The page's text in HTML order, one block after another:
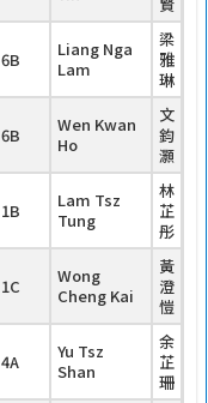
6B
Liang Nga
Lam
梁
雅
琳
6B
Wen Kwan
Ho
文
鈞
灝
1B
Lam Tsz
Tung
林
芷
彤
1C
Wong
Cheng Kai
黃
澄
愷
4A
Yu Tsz
Shan
余
芷
珊